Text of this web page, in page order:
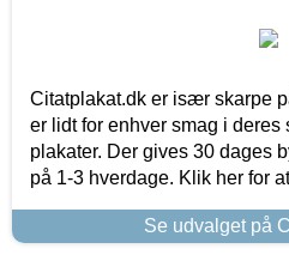
Citatplakat.dk er især skarpe
er lidt for enhver smag i deres
plakater. Der gives 30 dages
på 1-3 hverdage. Klik her for
Se udvalget på